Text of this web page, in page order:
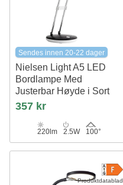
Sendes innen 20-22 dager
Nielsen Light A5 LED
Bordlampe Med
Justerbar Høyde i Sort
357 kr
220lm 2.5W 100°
Produktdatablad